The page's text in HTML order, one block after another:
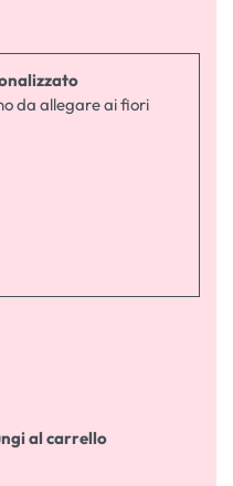
da allegare ai fiori
al carrello